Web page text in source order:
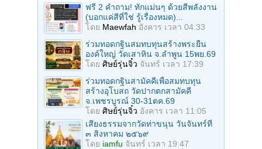
ฟรี 2 คำถาม! ทักแม่นๆ ด้วยสีพลังงาน
(บอกแค่สีที่ใช่ รู้เรื่องหมด)...
โดย Maewfah อังคาร เวลา 04:33
ร่วมทอดกฐินสมทบทุนสร้างพระยืน
องค์ใหญ่ วัดเสาหิน จ.ลําพูน 15พย.69
โดย ศิษย์รุ่นจิ๋ว จันทร์ เวลา 17:39
ร่วมทอดกฐินสามัคคีเพื่อสมทบทุน
สร้างอุโบสถ วัดปากตกสามัคคี
จ.เพชรบูรณ์ 30-31ตค.69
โดย ศิษย์รุ่นจิ๋ว อังคาร เวลา 11:05
เสียงธรรมจากวัดท่าขนุน วันจันทร์ที่
๓ สิงหาคม ๒๕๖๙
โดย iamfu จันทร์ เวลา 19:47